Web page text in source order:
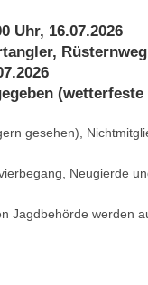
Uhr, 16.07.2026
gesehen),
Neugierde
Jagdbehörde werden